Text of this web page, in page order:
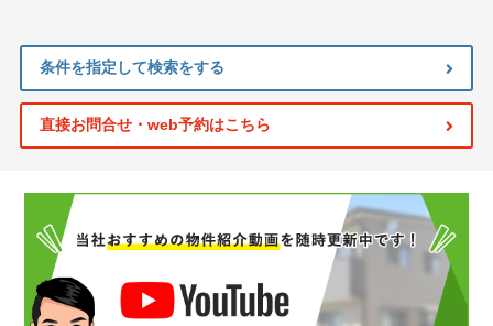
条件を指定して検索をする
直接お問合せ・web予約はこちら